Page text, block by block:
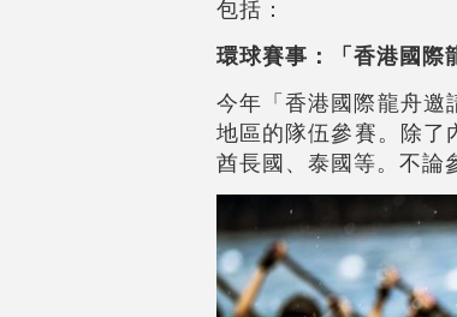
包括：
環球賽事：「香港國際
今年「香港國際龍舟邀
地區的隊伍參賽。除了
酋長國、泰國等。不論